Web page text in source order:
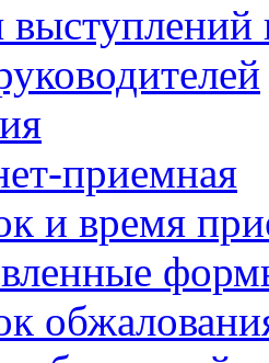
выступлений
приемная
и время